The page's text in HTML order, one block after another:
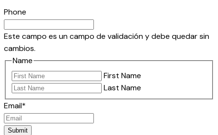
Phone
Este campo es un campo de validación y debe quedar sin
cambios.
Name
First Name
Last Name
Email*
Submit